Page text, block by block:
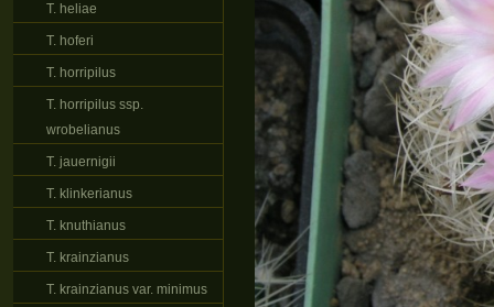
T. heliae
T. hoferi
T. horripilus
T. horripilus ssp.
wrobelianus
T. jauernigii
T. klinkerianus
T. knuthianus
T. krainzianus
T. krainzianus var. minimus